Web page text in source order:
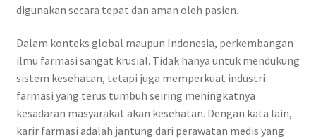
digunakan secara tepat dan aman oleh pasien.
Dalam konteks global maupun Indonesia, perkembangan
ilmu farmasi sangat krusial. Tidak hanya untuk mendukung
sistem kesehatan, tetapi juga memperkuat industri
farmasi yang terus tumbuh seiring meningkatnya
kesadaran masyarakat akan kesehatan. Dengan kata lain,
karir farmasi adalah jantung dari perawatan medis yang